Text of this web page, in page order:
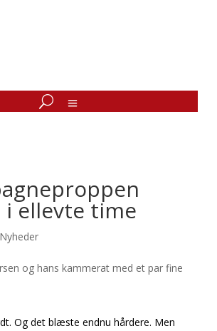
i ellevte time
Nyheder
Og det blæste endnu hårdere. Men